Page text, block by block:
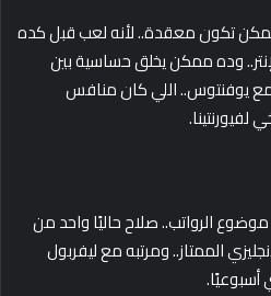
ممكن تكون معقدة.. لأنه لعب قبل كده
وده ممكن يخلق حساسية بين
مع يوفنتوس.. اللي كان منافس
الرواتب.. صلاح حاليًا واحد من
الممتاز.. ومرتبه مع ليفربول